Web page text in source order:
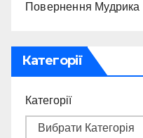
Повернення Мудрика
Категорії
Категорії